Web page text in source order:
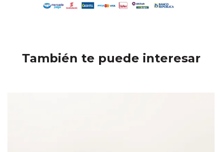
También te puede interesar